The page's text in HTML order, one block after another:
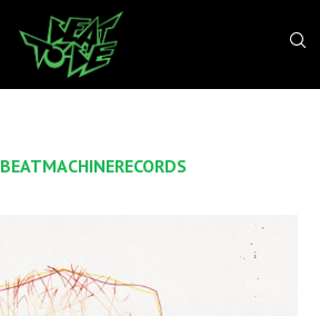
BEATMACHINERECORDS